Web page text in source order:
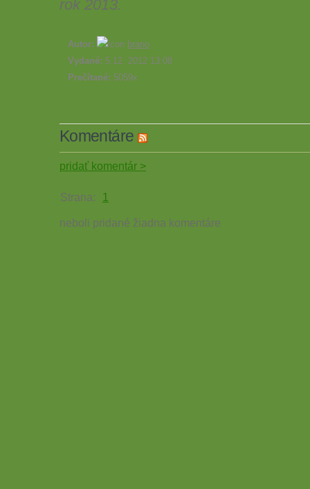
rok 2013.
Autor:
brano
Vydané: 5.12. 2012 13:08
Prečítané: 5059x
Komentáre
pridať komentár >
Strana: 1
neboli pridané žiadna komentáre